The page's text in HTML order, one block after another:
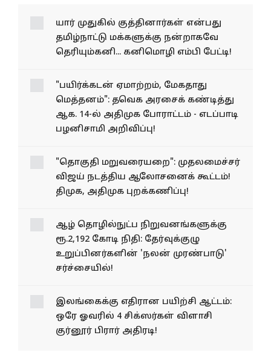
யார் முதுகில் குத்தினார்கள்
என்பது தமிழ்நாட்டு
மக்களுக்கு நன்றாகவே
எம்பி பேட்டி!
"பயிர்க்கடன் ஏமாற்றம், மேகதாது
மெத்தனம்": தவெக அரசைக் கண்டித்து
பழனிசாமி அறிவிப்பு!
"தொகுதி மறுவரையறை": முதலமைச்சர்
திமுக, அதிமுக புறக்கணிப்பு!
ஆழ் தொழில்நுட்ப
நிறுவனங்களுக்கு ரூ.2,192
உறுப்பினர்களின் 'நலன்
முரண்பாடு' சர்ச்சையில்!